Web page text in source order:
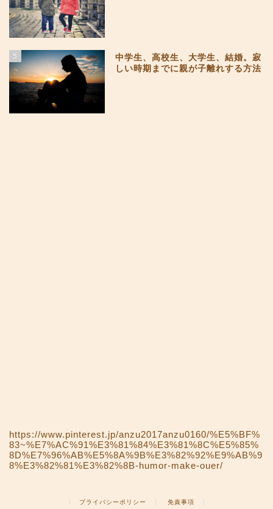
5
中学生、高校生、大学生、結婚。寂
しい時期までに親が子離れする方法
https://www.pinterest.jp/anzu2017anzu0160/%E5%BF%
83~%E7%AC%91%E3%81%84%E3%81%8C%E5%85%
8D%E7%96%AB%E5%8A%9B%E3%82%92%E9%AB%9
8%E3%82%81%E3%82%8B-humor-make-ouer/
プライバシーポリシー 免責事項